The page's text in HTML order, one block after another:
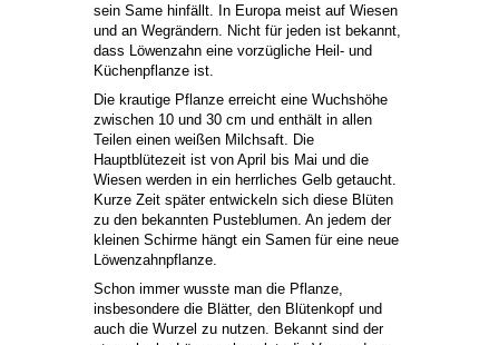
sein Same hinfällt. In Europa meist auf Wiesen
und an Wegrändern. Nicht für jeden ist bekannt,
dass Löwenzahn eine vorzügliche Heil- und
Küchenpflanze ist.
Die krautige Pflanze erreicht eine Wuchshöhe
zwischen 10 und 30 cm und enthält in allen
Teilen einen weißen Milchsaft. Die
Hauptblütezeit ist von April bis Mai und die
Wiesen werden in ein herrliches Gelb getaucht.
Kurze Zeit später entwickeln sich diese Blüten
zu den bekannten Pusteblumen. An jedem der
kleinen Schirme hängt ein Samen für eine neue
Löwenzahnpflanze.
Schon immer wusste man die Pflanze,
insbesondere die Blätter, den Blütenkopf und
auch die Wurzel zu nutzen. Bekannt sind der